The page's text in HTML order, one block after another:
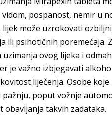
pospanost, nemir u
može uzrokovati
ili psihotičnih poremećaja.
ovog lijeka i
je važno izbjegavati
liječenja. Osobe
poput vožnje
takvih zadataka.